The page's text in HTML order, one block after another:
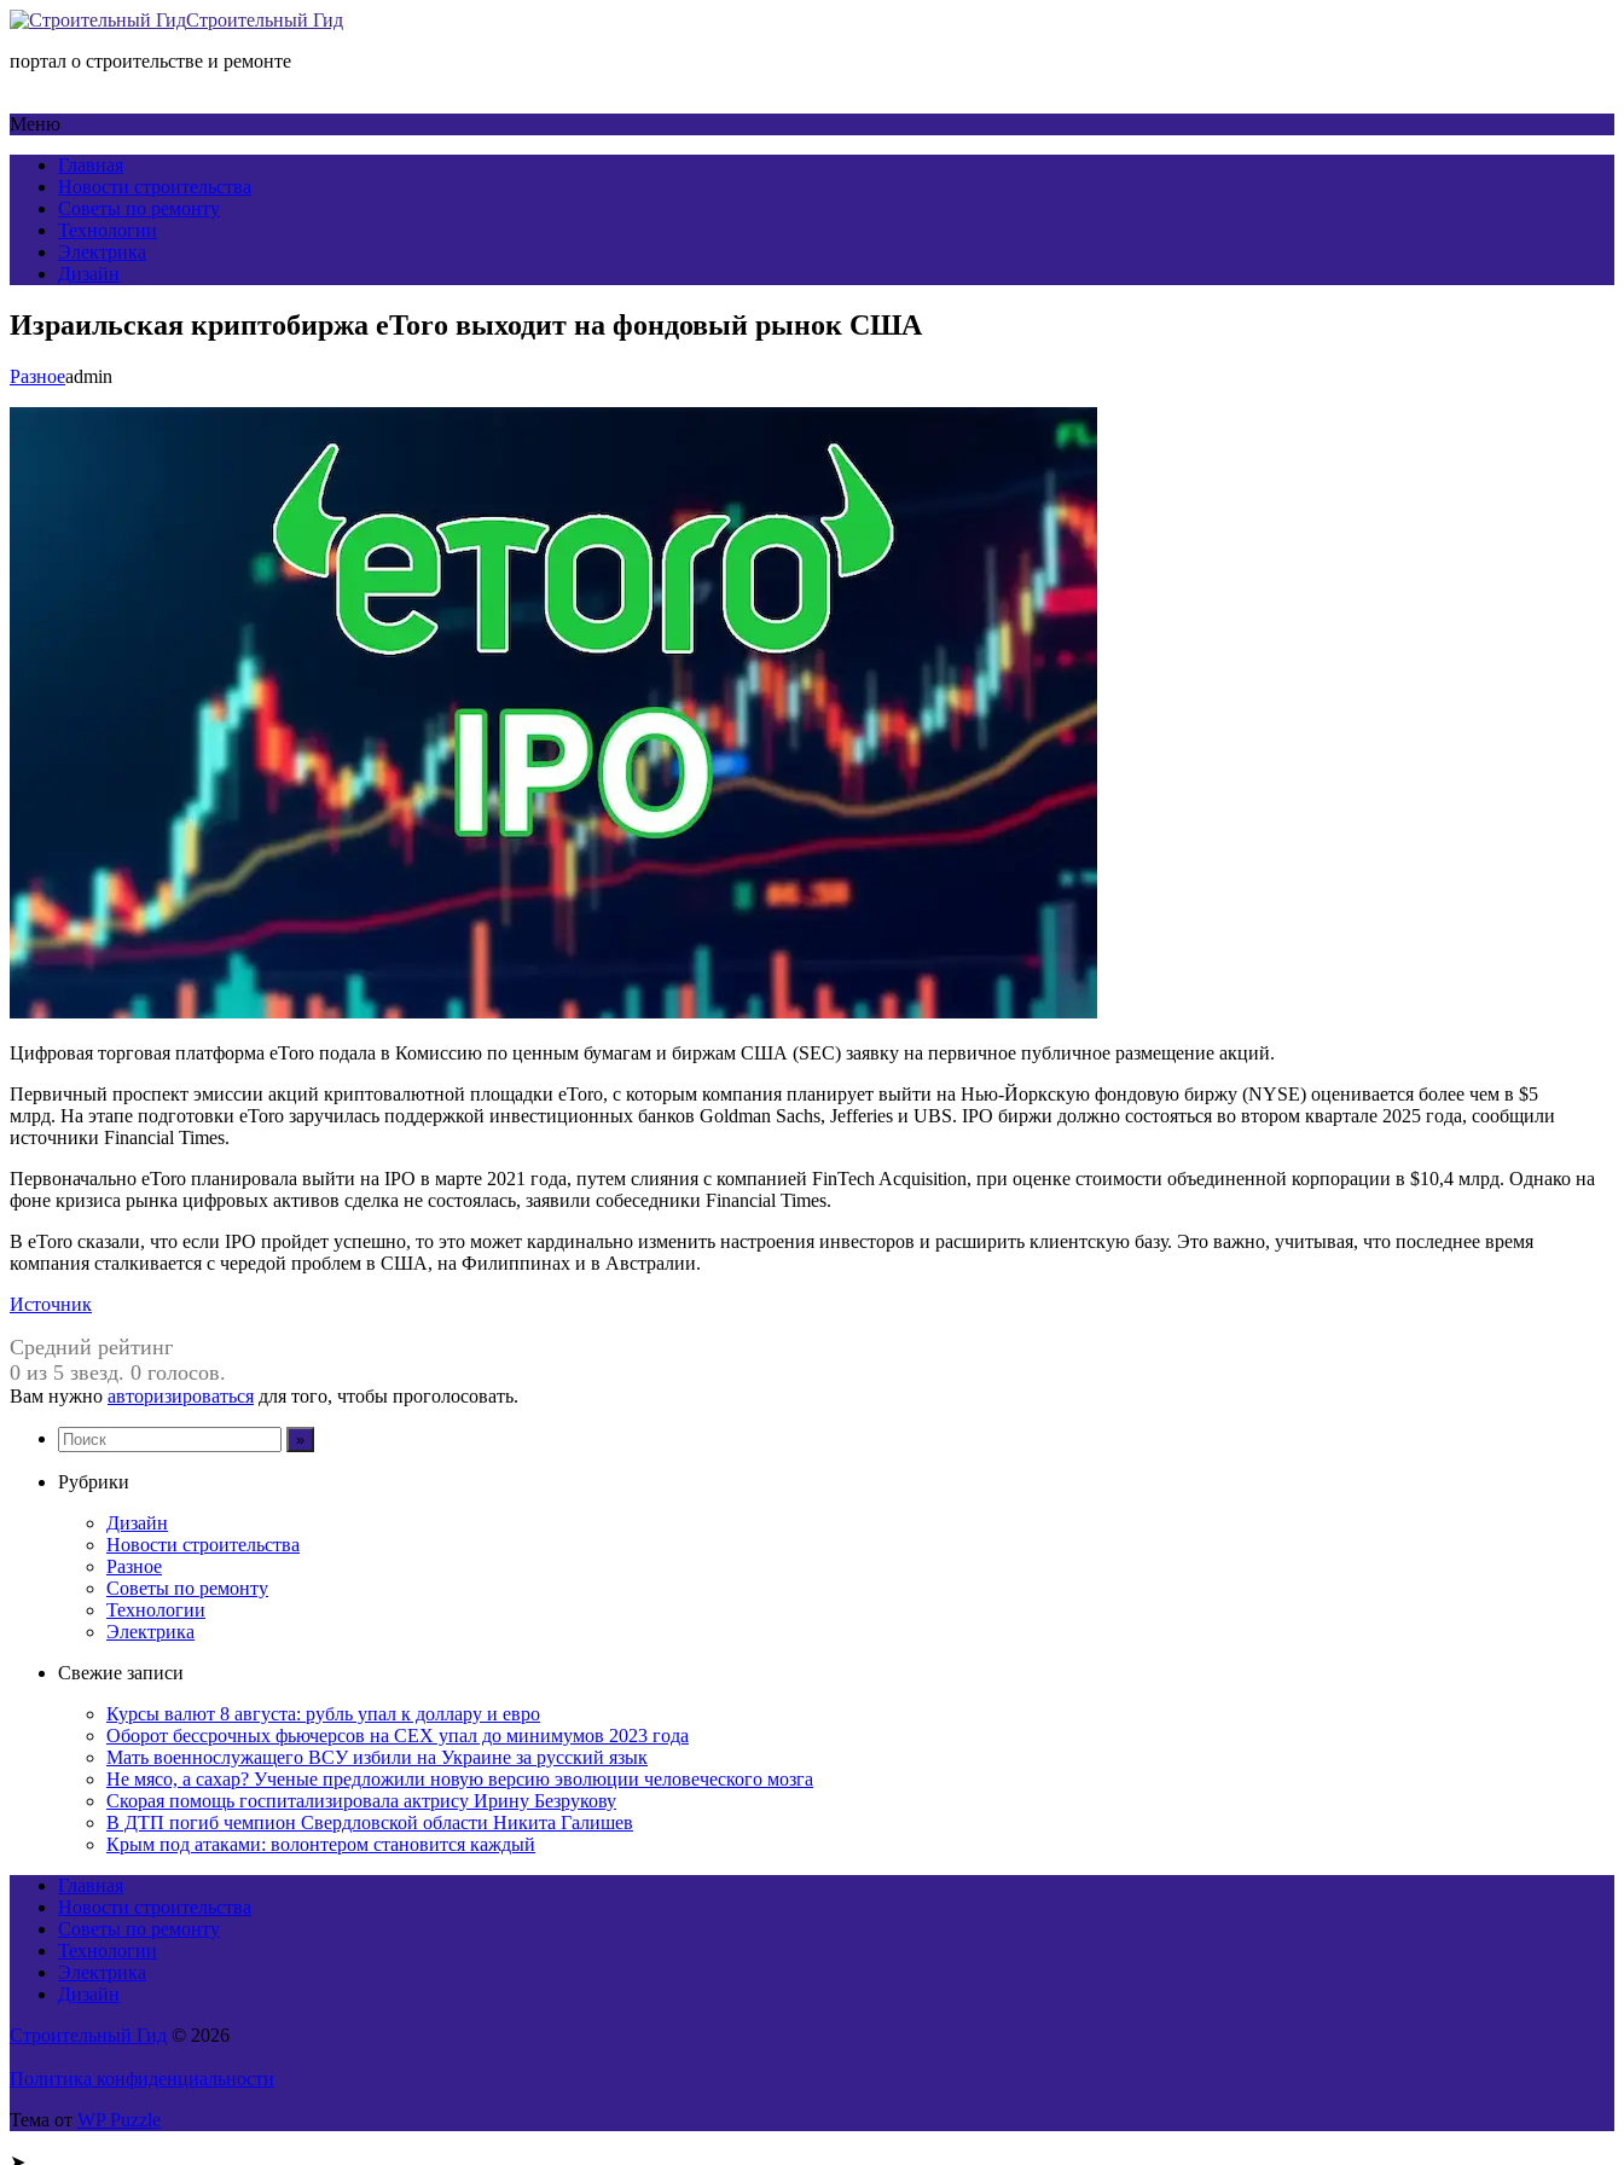
Строительный Гид
портал о строительстве и ремонте
Меню
Главная
Новости строительства
Советы по ремонту
Технологии
Электрика
Дизайн
Израильская криптобиржа eToro выходит на фондовый рынок США
Разноеadmin
Цифровая торговая платформа eToro подала в Комиссию по ценным бумагам и биржам США (SEC) заявку на первичное публичное размещение акций.
Первичный проспект эмиссии акций криптовалютной площадки eToro, с которым компания планирует выйти на Нью-Йоркскую фондовую биржу (NYSE) оценивается более чем в $5
млрд. На этапе подготовки eToro заручилась поддержкой инвестиционных банков Goldman Sachs, Jefferies и UBS. IPO биржи должно состояться во втором квартале 2025 года, сообщили
источники Financial Times.
Первоначально eToro планировала выйти на IPO в марте 2021 года, путем слияния с компанией FinTech Acquisition, при оценке стоимости объединенной корпорации в $10,4 млрд. Однако на
фоне кризиса рынка цифровых активов сделка не состоялась, заявили собеседники Financial Times.
В eToro сказали, что если IPO пройдет успешно, то это может кардинально изменить настроения инвесторов и расширить клиентскую базу. Это важно, учитывая, что последнее время
компания сталкивается с чередой проблем в США, на Филиппинах и в Австралии.
Источник
Средний рейтинг
0 из 5 звезд. 0 голосов.
Вам нужно авторизироваться для того, чтобы проголосовать.
Рубрики
Дизайн
Новости строительства
Разное
Советы по ремонту
Технологии
Электрика
Свежие записи
Курсы валют 8 августа: рубль упал к доллару и евро
Оборот бессрочных фьючерсов на CEX упал до минимумов 2023 года
Мать военнослужащего ВСУ избили на Украине за русский язык
Не мясо, а сахар? Ученые предложили новую версию эволюции человеческого мозга
Скорая помощь госпитализировала актрису Ирину Безрукову
В ДТП погиб чемпион Свердловской области Никита Галишев
Крым под атаками: волонтером становится каждый
Главная
Новости строительства
Советы по ремонту
Технологии
Электрика
Дизайн
Строительный Гид © 2026
Политика конфиденциальности
Тема от WP Puzzle